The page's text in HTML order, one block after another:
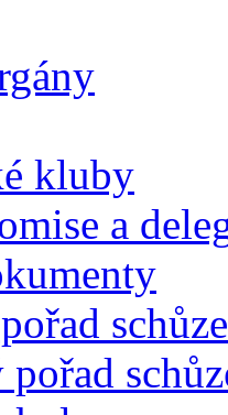
kluby
a
schůze
pořad